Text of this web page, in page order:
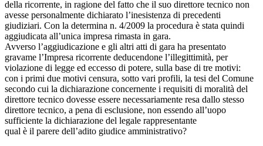
della ricorrente, in ragione del fatto che il suo direttore tecnico non
avesse personalmente dichiarato l’inesistenza di precedenti
giudiziari. Con la determina n. 4/2009 la procedura è stata quindi
aggiudicata all’unica impresa rimasta in gara.
Avverso l’aggiudicazione e gli altri atti di gara ha presentato
gravame l’Impresa ricorrente deducendone l’illegittimità, per
violazione di legge ed eccesso di potere, sulla base di tre motivi:
con i primi due motivi censura, sotto vari profili, la tesi del Comune
secondo cui la dichiarazione concernente i requisiti di moralità del
direttore tecnico dovesse essere necessariamente resa dallo stesso
direttore tecnico, a pena di esclusione, non essendo all’uopo
sufficiente la dichiarazione del legale rappresentante
qual è il parere dell’adito giudice amministrativo?